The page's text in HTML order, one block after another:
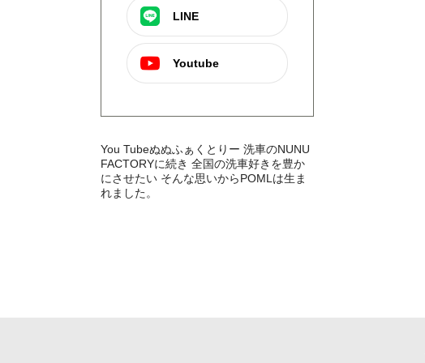
LINE
Youtube
You Tubeぬぬふぁくとりー 洗車のNUNU
FACTORYに続き 全国の洗車好きを豊か
にさせたい そんな思いからPOMLは生ま
れました。